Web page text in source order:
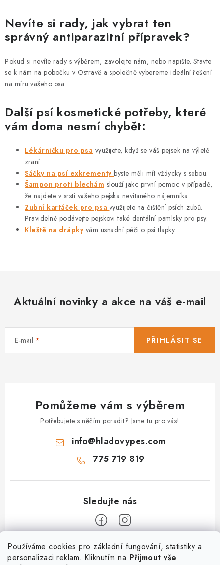
Používáme cookies pro základní fungování, statistiky a
personalizaci reklam. Kliknutím na Přijmout vše
Nevíte si rady, jak vybrat ten
správný antiparazitní přípravek?
Pokud si nevíte rady s výběrem, zavolejte nám, nebo napište. Stavte
se k nám na pobočku v Ostravě a společně vybereme ideální řešení
na míru vašeho psa.
Další psí kosmetické potřeby, které
vám doma nesmí chybět:
Lékárničku pro psa využijete, když se váš pejsek na výletě
zraní.
Sáčky na psí exkrementy byste měli mít vždycky s sebou.
Šampon proti blechám slouží jako první pomoc v případě,
že najdete v srsti vašeho pejska nevítaného nájemníka.
Zubní kartáček pro psa využijete na čištění psích zubů.
Pravidelně podávejte pejskovi také dentální pamlsky pro psy.
Kleště na drápky vám usnadní péči o psí tlapky.
Aktuální novinky a akce na váš e-mail
E-mail PŘIHLÁSIT SE
Pomůžeme vám s výběrem
Potřebujete s něčím poradit? Jsme tu pro vás!
info@hladovypes.com
775 719 819